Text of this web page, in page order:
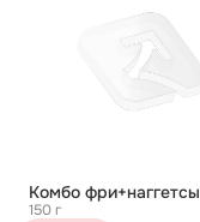
Комбо фри+наггетсы
150 г